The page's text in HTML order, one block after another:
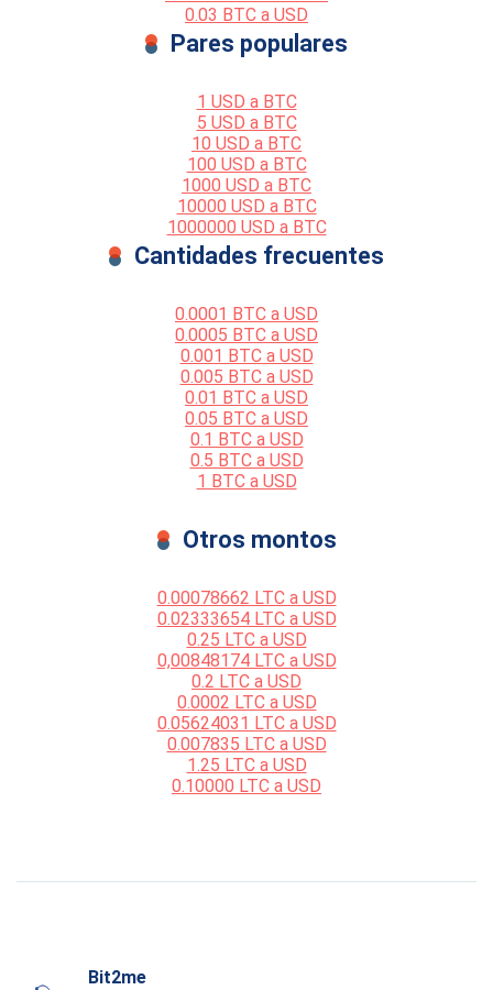
0.03 BTC a USD
Pares populares
1 USD a BTC
5 USD a BTC
10 USD a BTC
100 USD a BTC
1000 USD a BTC
10000 USD a BTC
1000000 USD a BTC
Cantidades frecuentes
0.0001 BTC a USD
0.0005 BTC a USD
0.001 BTC a USD
0.005 BTC a USD
0.01 BTC a USD
0.05 BTC a USD
0.1 BTC a USD
0.5 BTC a USD
1 BTC a USD
Otros montos
0.00078662 LTC a USD
0.02333654 LTC a USD
0.25 LTC a USD
0,00848174 LTC a USD
0.2 LTC a USD
0.0002 LTC a USD
0.05624031 LTC a USD
0.007835 LTC a USD
1.25 LTC a USD
0.10000 LTC a USD
Bit2me